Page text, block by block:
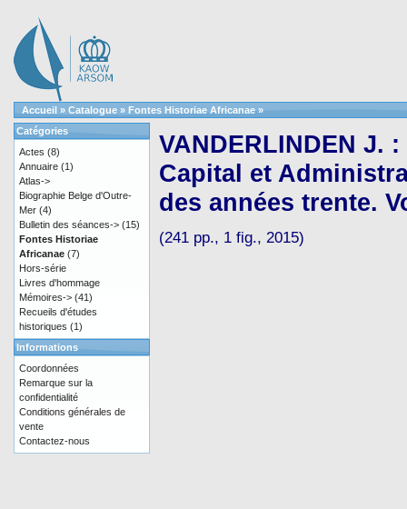
Accueil » Catalogue » Fontes Historiae Africanae »
VANDERLINDEN J.
Capital et
des années trente.
(241 pp., 1 fig., 2015)
Catégories
Actes (8)
Annuaire (1)
Atlas->
Biographie Belge d'Outre-
Mer (4)
Bulletin des séances-> (15)
Fontes Historiae
Africanae (7)
Hors-série
Livres d'hommage
Mémoires-> (41)
Recueils d'études
historiques (1)
Informations
Coordonnées
Remarque sur la
confidentialité
Conditions générales de
vente
Contactez-nous